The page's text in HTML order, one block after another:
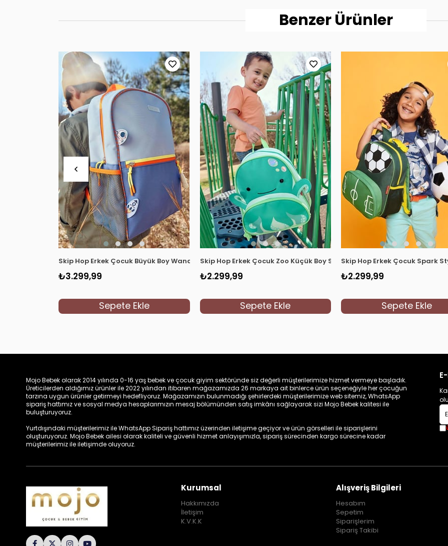
Benzer Ürünler
Skip Hop Erkek Çocuk Büyük Boy Wander Sırt Çantası Uzay Mavi
₺3.299,99
Sepete Ekle
Skip Hop Erkek Çocuk Zoo Küçük Boy Sırt Çantası Ahtapot Yeşil
₺2.299,99
Sepete Ekle
Skip Hop Erkek Çocuk Spark
₺2.299,99
Sepete Ekle
Mojo Bebek olarak 2014 yılında 0-16 yaş bebek ve çocuk giyim sektöründe siz değerli müşterilerimize hizmet vermeye başladık.
Üreticilerden aldığımız ürünler ile 2022 yılından itibaren mağazamızda 26 markaya ait binlerce ürün seçeneğiyle her çocuğun
tarzına uygun ürünler getirmeyi hedefliyoruz. Mağazamızın bulunmadığı şehirlerdeki müşterilerimize web sitemiz, WhatsApp
sipariş hattımız ve sosyal medya hesaplarımızın mesaj bölümünden satış imkânı sağlayarak sizi Mojo Bebek kalitesi ile
buluşturuyoruz.
Yurtdışındaki müşterilerimiz ile WhatsApp Sipariş hattımız üzerinden iletişime geçiyor ve ürün görselleri ile siparişlerini
oluşturuyoruz. Mojo Bebek ailesi olarak kaliteli ve güvenli hizmet anlayışımızla, sipariş sürecinden kargo sürecine kadar
müşterilerimiz ile iletişimde oluyoruz.
Kurumsal
Hakkımızda
İletişim
K.V.K.K
Alışveriş Bilgileri
Hesabım
Sepetim
Siparişlerim
Sipariş Takibi